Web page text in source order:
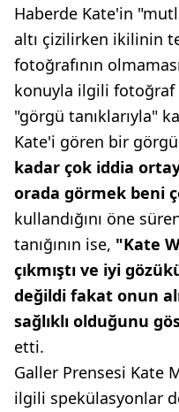
Haberde Kate'in
altı çizilirken ikilinin
fotoğrafının
konuyla ilgili fotoğraf
"görgü tanıklarıyla"
Kate'i gören bir görgü
kadar çok iddia
orada görmek beni
kullandığını öne
tanığının ise, "Kate
çıkmıştı ve iyi
değildi fakat onun
sağlıklı olduğunu
etti.
Galler Prensesi Kate
ilgili spekülasyonlar